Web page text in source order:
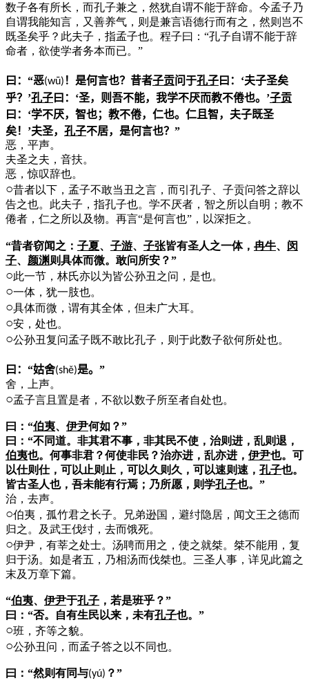
数子各有所长，而孔子兼之，然犹自谓不能于辞命。今孟子乃
自谓我能知言，又善养气，则是兼言语德行而有之，然则岂不
既圣矣乎？此夫子，指孟子也。程子曰：“孔子自谓不能于辞
命者，欲使学者务本而已。”
曰：“恶(wū) ！是何言也？昔者子贡问于孔子曰：‘夫子圣矣
乎？’孔子曰：‘圣，则吾不能，我学不厌而教不倦也。’子贡
曰：‘学不厌，智也；教不倦，仁也。仁且智，夫子既圣
矣！’夫圣， 孔子不居，是何言也？”
恶，平声。
夫圣之夫，音扶。
恶，惊叹辞也。
○昔者以下，孟子不敢当丑之言，而引孔子、子贡问答之辞以
告之也。此夫子，指孔子也。学不厌者，智之所以自明；教不
倦者，仁之所以及物。再言“是何言也”，以深拒之。
“昔者窃闻之： 子夏、 子游、 子张皆有圣人之一体， 冉牛、 闵
子、 颜渊 则具体而微。敢问所安？”
○此一节，林氏亦以为皆公孙丑之问，是也。
○一体，犹一肢也。
○具体而微，谓有其全体，但未广大耳。
○安，处也。
○公孙丑复问孟子既不敢比孔子，则于此数子欲何所处也。
曰：“姑舍(shě)是。”
舍，上声。
○孟子言且置是者，不欲以数子所至者自处也。
曰：“伯夷、 伊尹何如？”
曰：“不同道。非其君不事，非其民不使，治则进，乱则退，
伯夷也。何事非君？何使非民？治亦进，乱亦进， 伊尹也。可
以仕则仕，可以止则止，可以久则久，可以速则速， 孔子也。
皆古圣人也，吾未能有行焉；乃所愿，则学孔子也。”
治，去声。
○伯夷，孤竹君之长子。兄弟逊国，避纣隐居，闻文王之德而
归之。及武王伐纣，去而饿死。
○伊尹，有莘之处士。汤聘而用之，使之就桀。桀不能用，复
归于汤。如是者五，乃相汤而伐桀也。三圣人事，详见此篇之
末及万章下篇。
“伯夷、 伊尹于孔子 ，若是班乎？”
曰：“否。自有生民以来，未有孔子也。”
○班，齐等之貌。
○公孙丑问，而孟子答之以不同也。
曰：“然则有同与(yú) ？”